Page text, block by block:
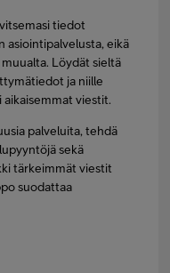
tiedot
asiointipalvelusta, eikä
Löydät sieltä
ja niille
viestit.
palveluita, tehdä
sekä
tärkeimmät viestit
suodattaa